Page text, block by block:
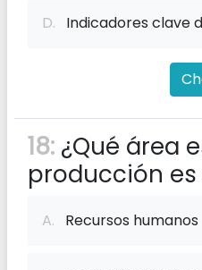
D. Indicadores clave
18: ¿Qué área
producción
A. Recursos humanos